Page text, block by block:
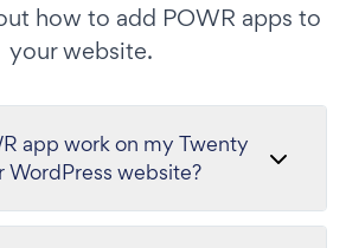
how to add POWR apps to
your website.
app work on my Twenty
WordPress website?